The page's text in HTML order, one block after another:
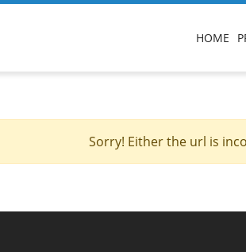
HOME
Sorry! Either the url is